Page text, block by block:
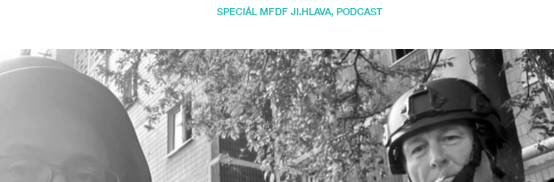
SPECIÁL MFDF JI.HLAVA, PODCAST